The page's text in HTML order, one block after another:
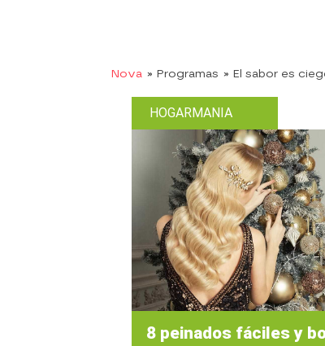
Nova » Programas » El sabor es
HOGARMANIA
8 peinados fáciles y